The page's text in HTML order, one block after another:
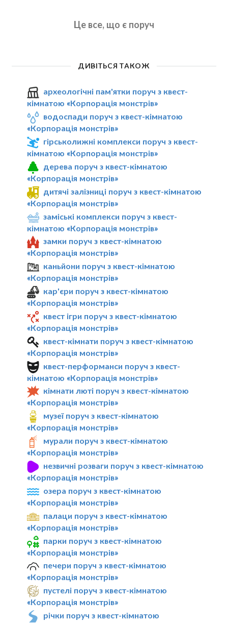
Це все, що є поруч
ДИВІТЬСЯ ТАКОЖ
археологічні пам'ятки поруч з квест-
кімнатою «Корпорація монстрів»
водоспади поруч з квест-кімнатою
«Корпорація монстрів»
гірськолижні комплекси поруч з квест-
кімнатою «Корпорація монстрів»
дерева поруч з квест-кімнатою
«Корпорація монстрів»
дитячі залізниці поруч з квест-кімнатою
«Корпорація монстрів»
заміські комплекси поруч з квест-
кімнатою «Корпорація монстрів»
замки поруч з квест-кімнатою
«Корпорація монстрів»
каньйони поруч з квест-кімнатою
«Корпорація монстрів»
кар'єри поруч з квест-кімнатою
«Корпорація монстрів»
квест ігри поруч з квест-кімнатою
«Корпорація монстрів»
квест-кімнати поруч з квест-кімнатою
«Корпорація монстрів»
квест-перформанси поруч з квест-
кімнатою «Корпорація монстрів»
кімнати люті поруч з квест-кімнатою
«Корпорація монстрів»
музеї поруч з квест-кімнатою
«Корпорація монстрів»
мурали поруч з квест-кімнатою
«Корпорація монстрів»
незвичні розваги поруч з квест-кімнатою
«Корпорація монстрів»
озера поруч з квест-кімнатою
«Корпорація монстрів»
палаци поруч з квест-кімнатою
«Корпорація монстрів»
парки поруч з квест-кімнатою
«Корпорація монстрів»
печери поруч з квест-кімнатою
«Корпорація монстрів»
пустелі поруч з квест-кімнатою
«Корпорація монстрів»
річки поруч з квест-кімнатою